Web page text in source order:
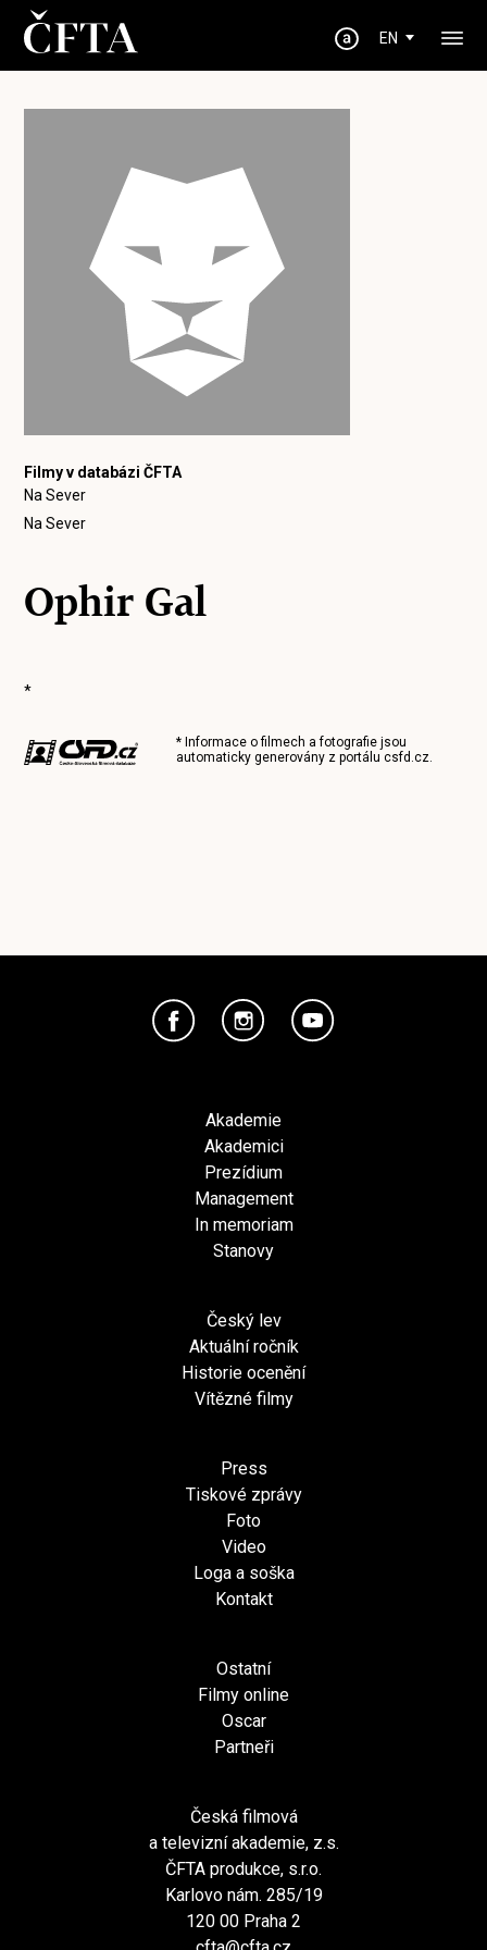
EN
Filmy v databázi ČFTA
Na Sever
Na Sever
Ophir Gal
*
* Informace o filmech a fotografie jsou
automaticky generovány z portálucsfd.cz.
Akademie
Akademici
Prezídium
Management
In memoriam
Stanovy
Český lev
Aktuální ročník
Historie ocenění
Vítězné filmy
Press
Tiskové zprávy
Foto
Video
Loga a soška
Kontakt
Ostatní
Filmy online
Oscar
Partneři
Česká filmová
a televizní akademie, z.s.
ČFTA produkce, s.r.o.
Karlovo nám. 285/19
120 00 Praha 2